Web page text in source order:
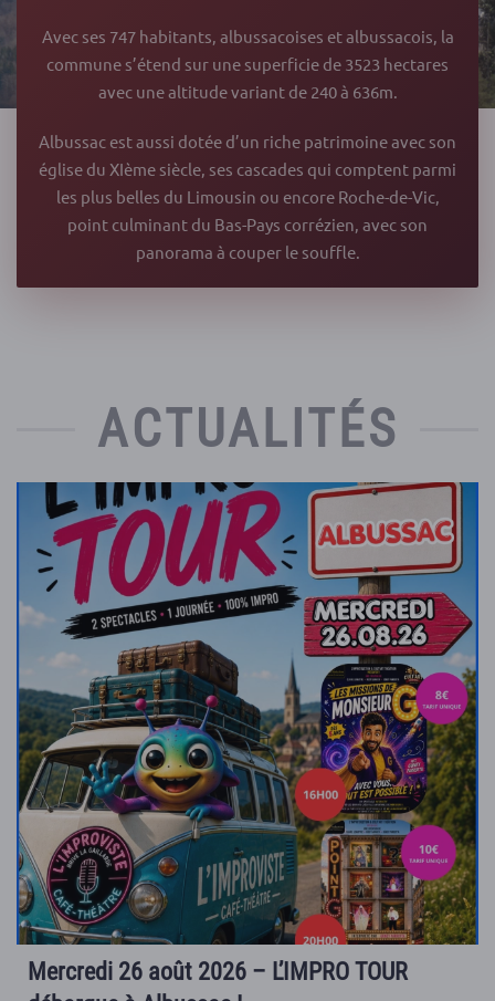
Avec ses 747 habitants, albussacoises et albussacois, la
commune s’étend sur une superficie de 3523 hectares
avec une altitude variant de 240 à 636m.
Albussac est aussi dotée d’un riche patrimoine avec son
église du XIème siècle, ses cascades qui comptent parmi
les plus belles du Limousin ou encore Roche-de-Vic,
point culminant du Bas-Pays corrézien, avec son
panorama à couper le souffle.
ACTUALITÉS
Mercredi 26 août 2026 – L’IMPRO TOUR